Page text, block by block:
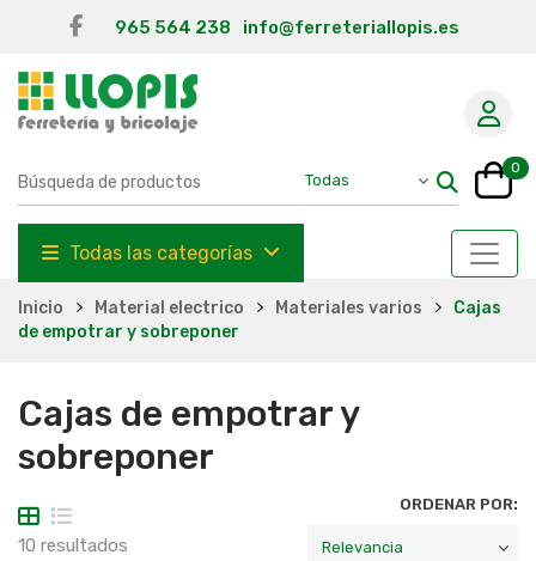
965 564 238 info@ferreteriallopis.es
0
Todas las categorías
Inicio Material electrico Materiales varios
Cajas
de empotrar y sobreponer
Cajas de empotrar y
sobreponer
10 resultados
ORDENAR POR: